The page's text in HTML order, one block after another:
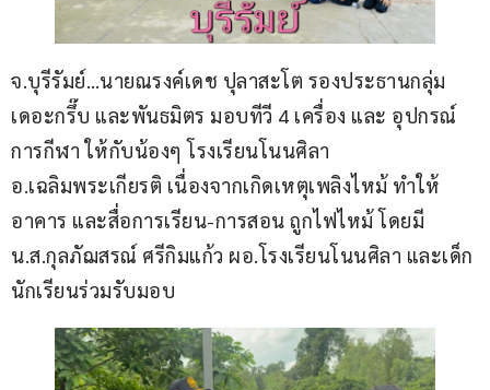
จ.บุรีรัมย์…นายณรงค์เดช ปุลาสะโต รองประธานกลุ่ม
เดอะกรึ๊บ และพันธมิตร มอบทีวี 4 เครื่อง และ อุปกรณ์
การกีฬา ให้กับน้องๆ โรงเรียนโนนศิลา
อ.เฉลิมพระเกียรติ เนื่องจากเกิดเหตุเพลิงไหม้ ทำให้
อาคาร และสื่อการเรียน-การสอน ถูกไฟไหม้ โดยมี
น.ส.กุลภัฌสรณ์ ศรีกิมแก้ว ผอ.โรงเรียนโนนศิลา และเด็ก
นักเรียนร่วมรับมอบ